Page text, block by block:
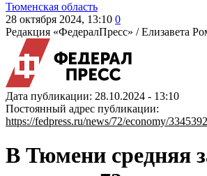
Тюменская область
28 октября 2024, 13:10 0
Редакция «ФедералПресс» /Елизавета
Дата публикации: 28.10.2024 - 13:10
Постоянный адрес публикации:
https://fedpress.ru/news/72/economy/3345392
В Тюмени средняя